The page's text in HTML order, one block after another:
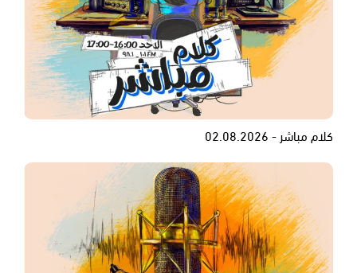
كلام مباشر - 02.08.2026